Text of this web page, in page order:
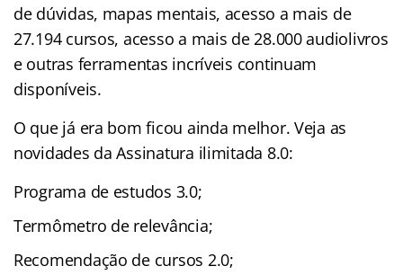
de dúvidas, mapas mentais, acesso a mais de
27.194 cursos, acesso a mais de 28.000 audiolivros
e outras ferramentas incríveis continuam
disponíveis.
O que já era bom ficou ainda melhor. Veja as
novidades da Assinatura ilimitada 8.0:
Programa de estudos 3.0;
Termômetro de relevância;
Recomendação de cursos 2.0;